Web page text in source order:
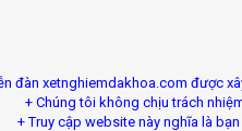
đàn xetnghiemdakhoa.com được
+ Chúng tôi không chịu trách
+ Truy cập website này nghĩa là